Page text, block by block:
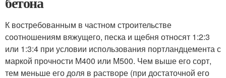
К востребованным в частном строительстве
соотношениям вяжущего, песка и щебня относят 1:2:3
или 1:3:4 при условии использования портландцемента с
маркой прочности М400 или М500. Чем выше его сорт,
тем меньше его доля в растворе (при достаточной его